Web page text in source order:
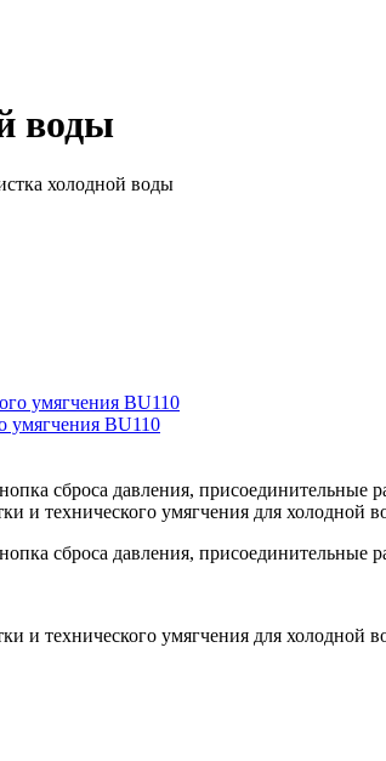
воды
холодной воды
умягчения BU110
сброса давления,
и технического умягчения для холодной
сброса давления,
и технического умягчения для холодной